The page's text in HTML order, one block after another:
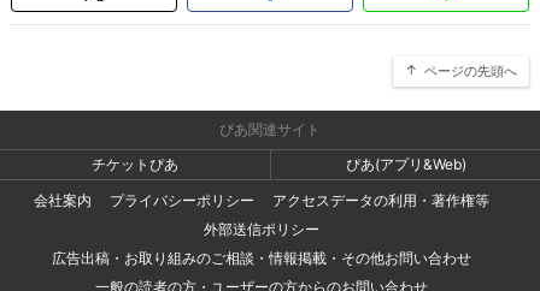
ページの先頭へ
ぴあ関連サイト
チケットぴあ
ぴあ(アプリ&Web)
会社案内
プライバシーポリシー
アクセスデータの利用・著作権等
外部送信ポリシー
広告出稿・お取り組みのご相談・情報掲載・その他お問い合わせ
一般の読者の方・ユーザーの方からのお問い合わせ